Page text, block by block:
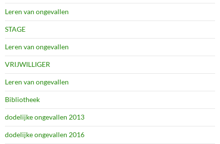
Leren van ongevallen
STAGE
Leren van ongevallen
VRIJWILLIGER
Leren van ongevallen
Bibliotheek
dodelijke ongevallen 2013
dodelijke ongevallen 2016